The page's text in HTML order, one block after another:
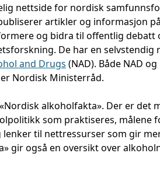
nettside for nordisk
artikler og informasjon
og bidra til offentlig debatt
De har en
and Drugs (NAD). Både NAD
Nordisk Ministerråd.
alkoholfakta». Der er det
som praktiseres, målene
til nettressurser som gir
gir også en oversikt over